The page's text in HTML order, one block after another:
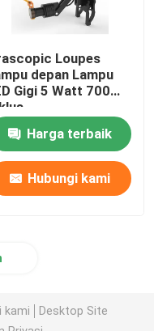
Loupes
depan Lampu
Gigi 5 Watt 700
Harga terbaik
Hubungi kami
kami
Desktop Site